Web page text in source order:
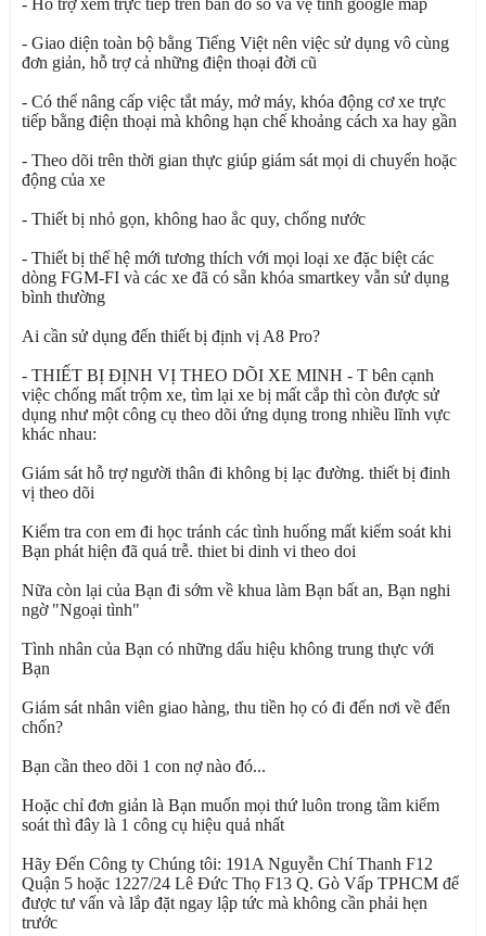
- Hỗ trợ xem trực tiếp trên bản đồ số và vệ tinh google map
- Giao diện toàn bộ bằng Tiếng Việt nên việc sử dụng vô cùng
đơn giản, hỗ trợ cả những điện thoại đời cũ
- Có thể nâng cấp việc tắt máy, mở máy, khóa động cơ xe trực
tiếp bằng điện thoại mà không hạn chế khoảng cách xa hay gần
- Theo dõi trên thời gian thực giúp giám sát mọi di chuyển hoặc
động của xe
- Thiết bị nhỏ gọn, không hao ắc quy, chống nước
- Thiết bị thế hệ mới tương thích với mọi loại xe đặc biệt các
dòng FGM-FI và các xe đã có sẵn khóa smartkey vẫn sử dụng
bình thường
Ai cần sử dụng đến thiết bị định vị A8 Pro?
- THIẾT BỊ ĐỊNH VỊ THEO DÕI XE MINH - T bên cạnh
việc chống mất trộm xe, tìm lại xe bị mất cắp thì còn được sử
dụng như một công cụ theo dõi ứng dụng trong nhiều lĩnh vực
khác nhau:
Giám sát hỗ trợ người thân đi không bị lạc đường. thiết bị đinh
vị theo dõi
Kiểm tra con em đi học tránh các tình huống mất kiểm soát khi
Bạn phát hiện đã quá trễ. thiet bi dinh vi theo doi
Nữa còn lại của Bạn đi sớm về khua làm Bạn bất an, Bạn nghi
ngờ "Ngoại tình"
Tình nhân của Bạn có những dấu hiệu không trung thực với
Bạn
Giám sát nhân viên giao hàng, thu tiền họ có đi đến nơi về đến
chốn?
Bạn cần theo dõi 1 con nợ nào đó...
Hoặc chỉ đơn giản là Bạn muốn mọi thứ luôn trong tầm kiểm
soát thì đây là 1 công cụ hiệu quả nhất
Hãy Đến Công ty Chúng tôi: 191A Nguyễn Chí Thanh F12
Quận 5 hoặc 1227/24 Lê Đức Thọ F13 Q. Gò Vấp TPHCM để
được tư vấn và lắp đặt ngay lập tức mà không cần phải hẹn
trước